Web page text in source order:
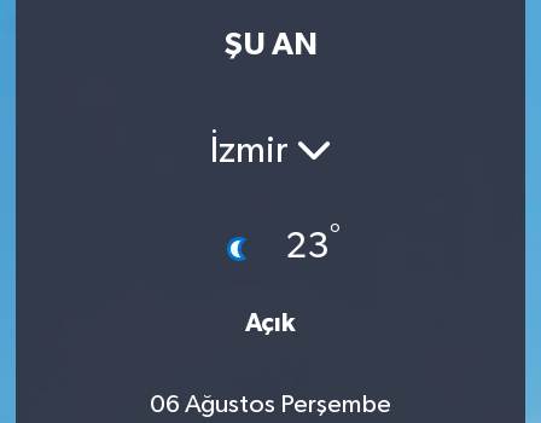
ŞU AN
İzmir
23°
Açık
06 Ağustos Perşembe